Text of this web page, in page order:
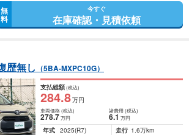
無
料
今すぐ
在庫確認・見積依頼
歴無し （5BA-MXPC10G）
支払総額(税込)
284.8万円
車両価格(税込)
278.7万円
諸費用 (税込)
6.1 万円
年式 2025(R7) 走行 1.6万km